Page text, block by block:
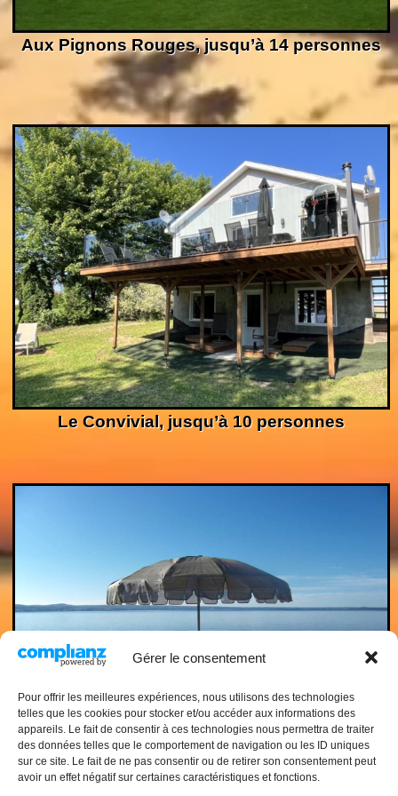
Gérer le consentement
Pour offrir les meilleures expériences, nous utilisons des technologies
telles que les cookies pour stocker et/ou accéder aux informations des
appareils. Le fait de consentir à ces technologies nous permettra de traiter
des données telles que le comportement de navigation ou les ID uniques
sur ce site. Le fait de ne pas consentir ou de retirer son consentement peut
avoir un effet négatif sur certaines caractéristiques et fonctions.
Aux Pignons Rouges, jusqu’à 14 personnes
Le Convivial, jusqu’à 10 personnes
La Terrasse, jusqu’à 6 personnes